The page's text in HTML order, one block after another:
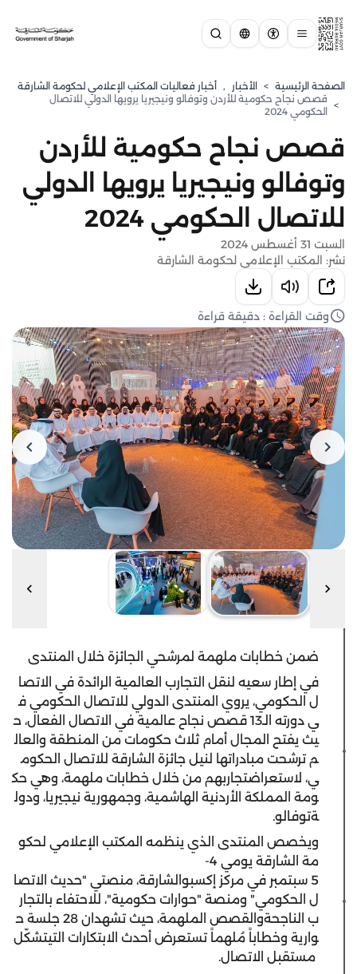
الصفحة الرئيسية > الأخبار , أخبار فعاليات المكتب الإعلامي لحكومة الشارقة
>
قصص نجاح حكومية للأردن وتوفالو ونيجيريا يرويها الدولي للاتصال
الحكومي 2024
قصص نجاح حكومية للأردن
وتوفالو ونيجيريا يرويها الدولي
للاتصال الحكومي 2024
السبت 31 أغسطس 2024
نشر: المكتب الإعلامي لحكومة الشارقة
وقت القراءة : دقيقة قراءة
ضمن خطابات ملهمة لمرشحي الجائزة خلال المنتدى
في إطار سعيه لنقل التجارب العالمية الرائدة في الاتصا
ل الحكومي، يروي المنتدى الدولي للاتصال الحكومي ف
ي دورته الـ13 قصص نجاح عالمية في الاتصال الفعال، ح
يث يفتح المجال أمام ثلاث حكومات من المنطقة والعال
م ترشحت مبادراتها لنيل جائزة الشارقة للاتصال الحكوم
ي، لاستعراضتجاربهم من خلال خطابات ملهمة، وهي حك
ومة المملكة الأردنية الهاشمية، وجمهورية نيجيريا، ودول
ةتوفالو.
ويخصص المنتدى الذي ينظمه المكتب الإعلامي لحكو
مة الشارقة يومي
4-
5 سبتمبر في مركز إكسبو الشارقة، منصتي "حديث الاتصا
ل الحكومي" ومنصة "حوارات حكومية"، للاحتفاء بالتجار
ب الناجحةوالقصص الملهمة، حيث تشهدان 28 جلسة ح
وارية وخطابا ملهما تستعرض أحدث الابتكارات التيتشكل
مستقبل الاتصال.